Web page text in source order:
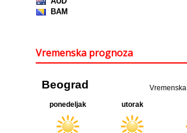
Vremenska prognoza